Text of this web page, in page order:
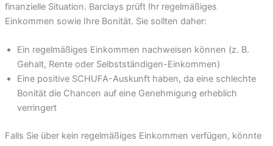
finanzielle Situation. Barclays prüft Ihr regelmäßiges
Einkommen sowie Ihre Bonität. Sie sollten daher:
Ein regelmäßiges Einkommen nachweisen können (z. B.
Gehalt, Rente oder Selbstständigen-Einkommen)
Eine positive SCHUFA-Auskunft haben, da eine schlechte
Bonität die Chancen auf eine Genehmigung erheblich
verringert
Falls Sie über kein regelmäßiges Einkommen verfügen, könnte